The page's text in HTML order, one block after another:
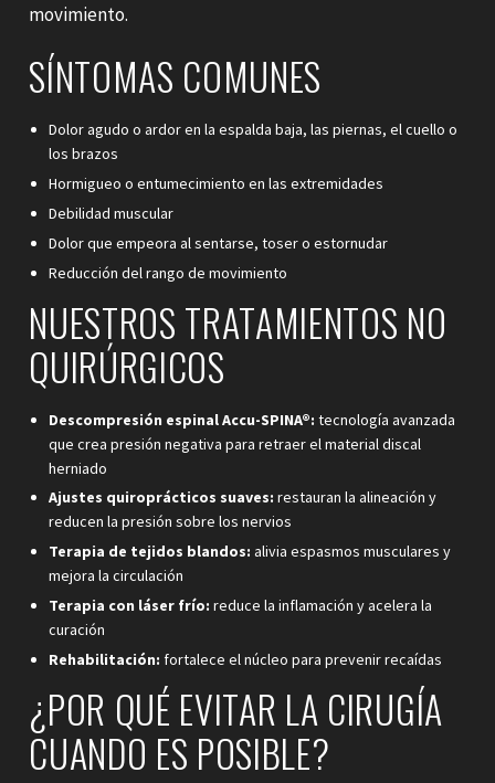
movimiento.
SÍNTOMAS COMUNES
Dolor agudo o ardor en la espalda baja, las piernas, el cuello o
los brazos
Hormigueo o entumecimiento en las extremidades
Debilidad muscular
Dolor que empeora al sentarse, toser o estornudar
Reducción del rango de movimiento
NUESTROS TRATAMIENTOS NO
QUIRÚRGICOS
Descompresión espinal Accu-SPINA®: tecnología avanzada
que crea presión negativa para retraer el material discal
herniado
Ajustes quiroprácticos suaves: restauran la alineación y
reducen la presión sobre los nervios
Terapia de tejidos blandos: alivia espasmos musculares y
mejora la circulación
Terapia con láser frío: reduce la inflamación y acelera la
curación
Rehabilitación: fortalece el núcleo para prevenir recaídas
¿POR QUÉ EVITAR LA CIRUGÍA
CUANDO ES POSIBLE?